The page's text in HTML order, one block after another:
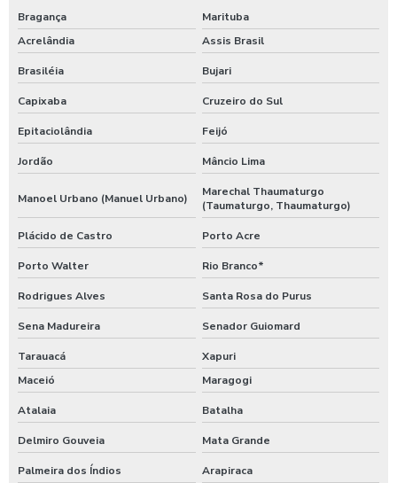
Bragança
Marituba
Acrelândia
Assis Brasil
Brasiléia Bujari
Capixaba Cruzeiro do Sul
Epitaciolândia Feijó
Jordão Mâncio Lima
Manoel Urbano (Manuel Urbano)
Marechal Thaumaturgo
(Taumaturgo, Thaumaturgo)
Plácido de Castro Porto Acre
Porto Walter Rio Branco*
Rodrigues Alves Santa Rosa do Purus
Sena Madureira Senador Guiomard
Tarauacá
Xapuri
Maceió
Maragogi
Atalaia Batalha
Delmiro Gouveia Mata Grande
Palmeira dos Índios Arapiraca